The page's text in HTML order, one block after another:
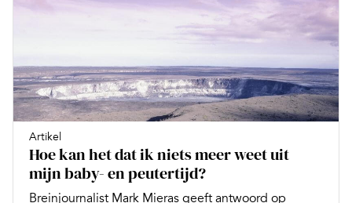
Artikel
Hoe kan het dat ik niets meer weet uit
mijn baby- en peutertijd?
Breinjournalist Mark Mieras geeft antwoord op